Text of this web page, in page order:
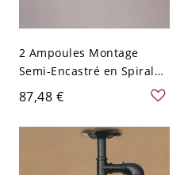
2 Ampoules Montage
Semi-Encastré en Spirale
en Corde de Chanvre
Brun Semi-Plafonnier
Industriel Intérieur - 110
87,48 €